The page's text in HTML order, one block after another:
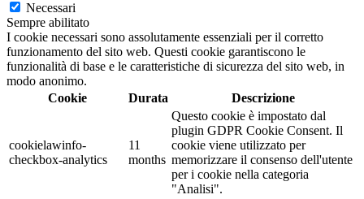
Necessari
Sempre abilitato
I cookie necessari sono assolutamente essenziali per il corretto
funzionamento del sito web. Questi cookie garantiscono le
funzionalità di base e le caratteristiche di sicurezza del sito web, in
modo anonimo.
Cookie
Durata Descrizione
cookielawinfo-
checkbox-analytics
11
months
Questo cookie è impostato dal
plugin GDPR Cookie Consent. Il
cookie viene utilizzato per
memorizzare il consenso dell'utente
per i cookie nella categoria
"Analisi".